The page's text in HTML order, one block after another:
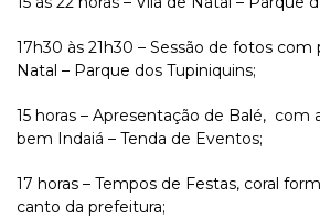
17h30 às 21h30 – Sessão de fotos com
Natal – Parque dos Tupiniquins;
15 horas – Apresentação de Balé, com
bem Indaiá – Tenda de Eventos;
17 horas – Tempos de Festas, coral
canto da prefeitura;